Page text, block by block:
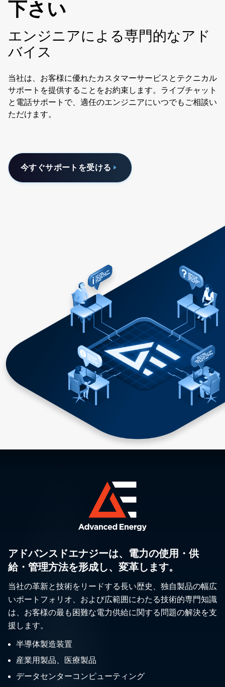
下さい
エンジニアによる専門的なアド
バイス
当社は、お客様に優れたカスタマーサービスとテクニカル
サポートを提供することをお約束します。ライブチャット
と電話サポートで、適任のエンジニアにいつでもご相談い
ただけます。
今すぐサポートを受ける
アドバンスドエナジーは、電力の使用・供
給・管理方法を形成し、変革します。
当社の革新と技術をリードする長い歴史、独自製品の幅広
いポートフォリオ、および広範囲にわたる技術的専門知識
は、お客様の最も困難な電力供給に関する問題の解決を支
援します。
半導体製造装置
産業用製品、医療製品
データセンターコンピューティング